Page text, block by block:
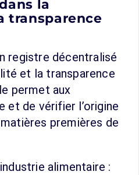
la
transparence
registre décentralisé
et la transparence
permet aux
et de vérifier l’origine
premières de
alimentaire :